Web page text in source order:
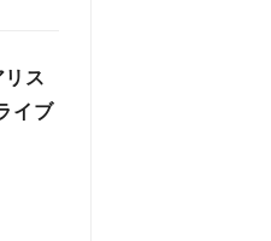
ス
イブ